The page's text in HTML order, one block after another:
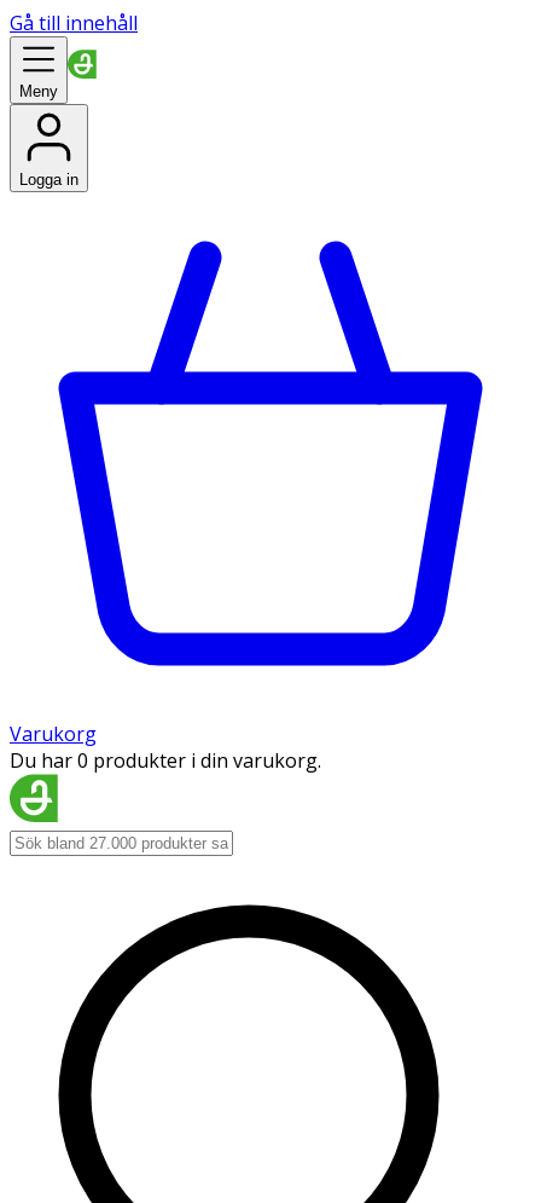
Gå till innehåll
Meny
Logga in
Varukorg
Du har 0 produkter i din varukorg.